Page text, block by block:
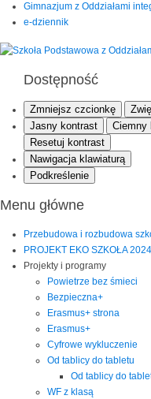
Gimnazjum z Oddziałami
e-dziennik
Dostępność
Zmniejsz czcionkę
Jasny kontrast
Ciemny
Resetuj kontrast
Nawigacja klawiaturą
Podkreślenie
Menu główne
Przebudowa i rozbudowa
PROJEKT EKO SZKOŁA 2024
Projekty i programy
Powietrze bez śmieci
Bezpieczna+
Erasmus+ strona
Erasmus+
Cyfrowe wykluczenie
Od tablicy do tabletu
Od tablicy do
WF z klasą